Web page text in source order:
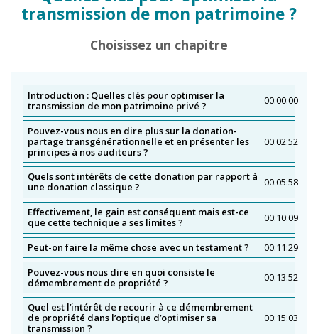
Comment organiser mon patrimoine en fonction de ma
transmission de mon patrimoine ?
Choisissez un chapitre
Introduction : Quelles clés pour optimiser la
transmission de mon patrimoine privé ?
00:00:00
Pouvez-vous nous en dire plus sur la donation-
partage transgénérationnelle et en présenter les
principes à nos auditeurs ?
00:02:52
Quels sont intérêts de cette donation par rapport à
une donation classique ?
00:05:58
Effectivement, le gain est conséquent mais est-ce
que cette technique a ses limites ?
00:10:09
Peut-on faire la même chose avec un testament ?
00:11:29
Pouvez-vous nous dire en quoi consiste le
démembrement de propriété ?
00:13:52
Quel est l’intérêt de recourir à ce démembrement
de propriété dans l’optique d’optimiser sa
transmission ?
00:15:03